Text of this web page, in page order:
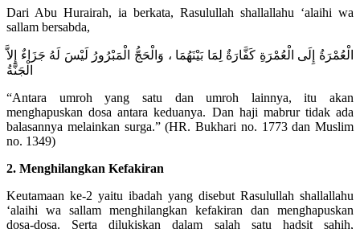
Dari Abu Hurairah, ia berkata, Rasulullah shallallahu ‘alaihi wa
sallam bersabda,
الْعُمْرَةُ إِلَى الْعُمْرَةِ كَفَّارَةٌ لِمَا بَيْنَهُمَا ، وَالْحَجُّ الْمَبْرُورُ لَيْسَ لَهُ جَزَاءٌ إِلاَّ
الْجَنَّةُ
“Antara umroh yang satu dan umroh lainnya, itu akan
menghapuskan dosa antara keduanya. Dan haji mabrur tidak ada
balasannya melainkan surga.” (HR. Bukhari no. 1773 dan Muslim
no. 1349)
2. Menghilangkan Kefakiran
Keutamaan ke-2 yaitu ibadah yang disebut Rasulullah shallallahu
‘alaihi wa sallam menghilangkan kefakiran dan menghapuskan
dosa-dosa. Serta dilukiskan dalam salah satu hadsit sahih,